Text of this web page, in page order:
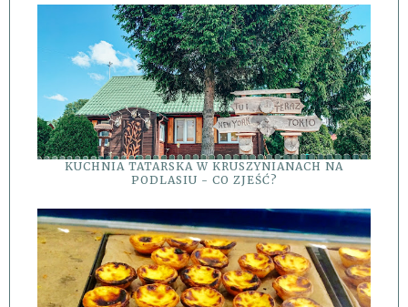
KUCHNIA TATARSKA W KRUSZYNIANACH NA
PODLASIU - CO ZJEŚĆ?